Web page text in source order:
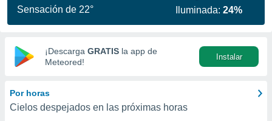
calidad.
a este
las
y
digital
basada
Sensación de 22°
Iluminada:24%
¡Descarga GRATIS la app de
Meteored!
Instalar
Por horas
Cielos despejados en las próximas horas